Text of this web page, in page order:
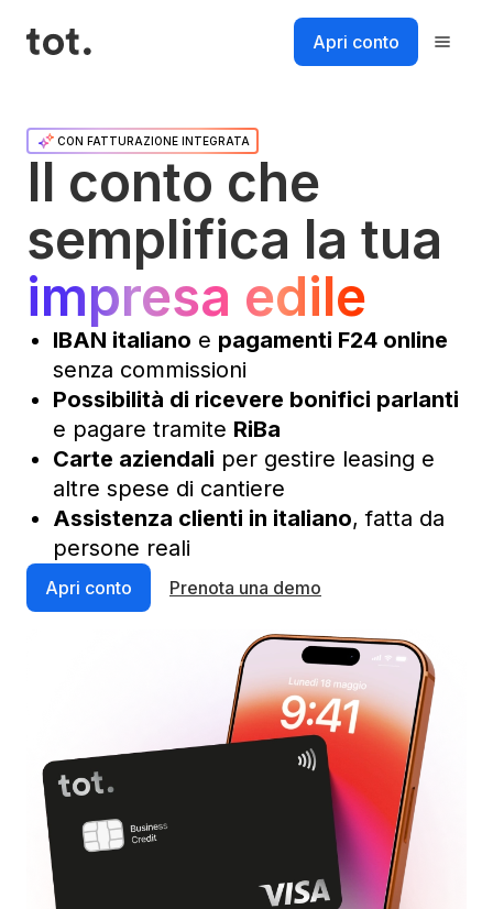
Apri conto
Piattaforma
Soluzioni
Risorse
Prezzi
Login
Accedi al tuo account
Accedi
CON FATTURAZIONE INTEGRATA
Il conto che
semplifica la tua
impresa edile
IBAN italiano e pagamenti F24 online
senza commissioni
Possibilità di ricevere bonifici parlanti
e pagare tramite RiBa
Carte aziendali per gestire leasing e
altre spese di cantiere
Assistenza clienti in italiano, fatta da
persone reali
Apri conto Prenota una demo